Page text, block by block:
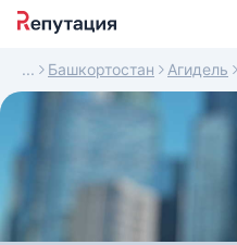
Башкортостан Агидель